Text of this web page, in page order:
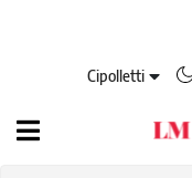
Cipolletti